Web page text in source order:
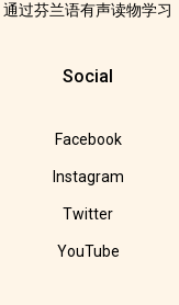
通过芬兰语有声读物学习
Social
Facebook
Instagram
Twitter
YouTube